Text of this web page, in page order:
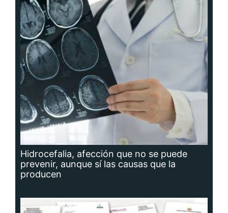
Hidrocefalia, afección que no se puede
prevenir, aunque sí las causas que la
producen